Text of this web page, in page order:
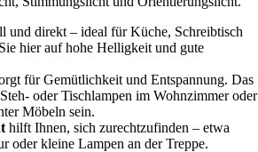
und direkt – ideal für Küche, Schreibtisch
hier auf hohe Helligkeit und gute
für Gemütlichkeit und Entspannung. Das
oder Tischlampen im Wohnzimmer oder
Möbeln sein.
hilft Ihnen, sich zurechtzufinden – etwa
oder kleine Lampen an der Treppe.